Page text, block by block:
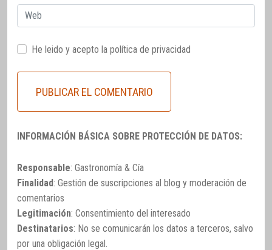
Web
He leido y acepto la política de privacidad
INFORMACIÓN BÁSICA SOBRE PROTECCIÓN DE DATOS:
Responsable: Gastronomía & Cía
Finalidad: Gestión de suscripciones al blog y moderación de
comentarios
Legitimación: Consentimiento del interesado
Destinatarios: No se comunicarán los datos a terceros, salvo
por una obligación legal.